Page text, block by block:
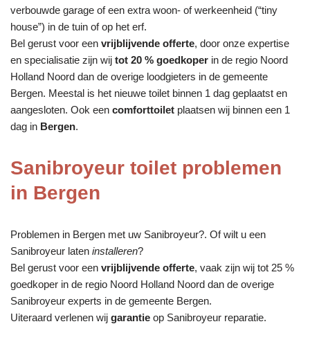
verbouwde garage of een extra woon- of werkeenheid (“tiny
house”) in de tuin of op het erf.
Bel gerust voor een vrijblijvende offerte, door onze expertise
en specialisatie zijn wij tot 20 % goedkoper in de regio Noord
Holland Noord dan de overige loodgieters in de gemeente
Bergen. Meestal is het nieuwe toilet binnen 1 dag geplaatst en
aangesloten. Ook een comforttoilet plaatsen wij binnen een 1
dag in Bergen.
Sanibroyeur toilet problemen
in Bergen
Problemen in Bergen met uw Sanibroyeur?. Of wilt u een
Sanibroyeur laten installeren?
Bel gerust voor een vrijblijvende offerte, vaak zijn wij tot 25 %
goedkoper in de regio Noord Holland Noord dan de overige
Sanibroyeur experts in de gemeente Bergen.
Uiteraard verlenen wij garantie op Sanibroyeur reparatie.